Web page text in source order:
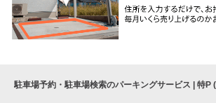
駐車場予約・駐車場検索のパーキングサービス | 特P